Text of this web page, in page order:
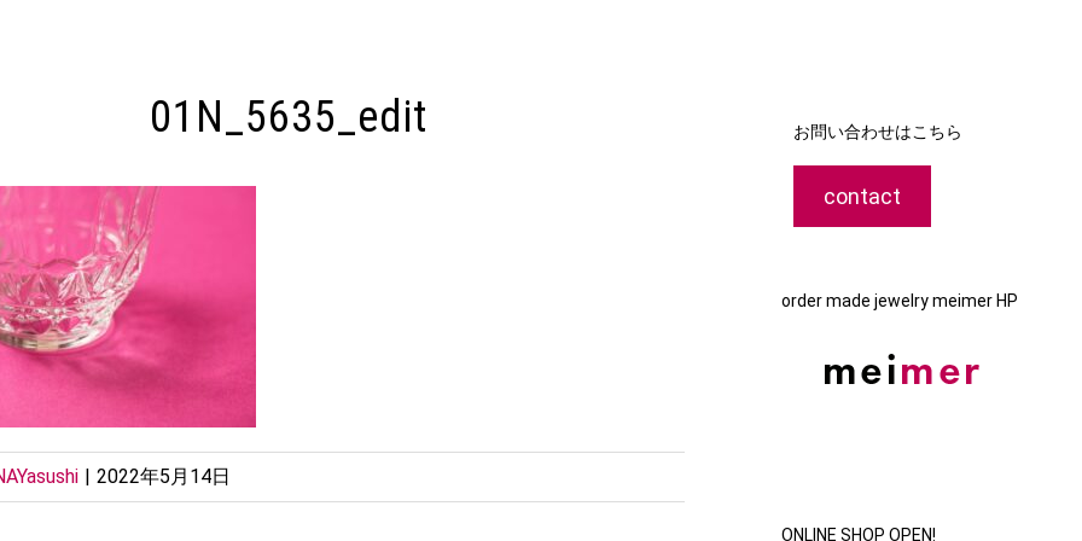
01N_5635_edit
| 2022年5月14日
お問い合わせはこちら
contact
order made jewelry meimer HP
ONLINE SHOP OPEN!